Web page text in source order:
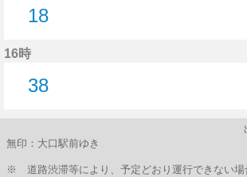
18
16時
38
無印：大口駅前ゆき
※ 道路渋滞等により、予定どおり運行できない場